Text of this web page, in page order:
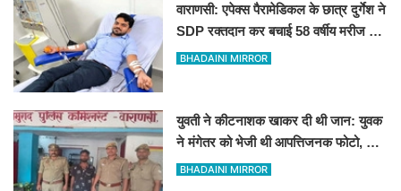
वाराणसी: एपेक्स पैरामेडिकल के छात्र दुर्गेश ने
SDP रक्तदान कर बचाई 58 वर्षीय मरीज की
जान
BHADAINI MIRROR
युवती ने कीटनाशक खाकर दी थी जान: युवक
ने मंगेतर को भेजी थी आपत्तिजनक फोटो, भेजा
गया जेल
BHADAINI MIRROR